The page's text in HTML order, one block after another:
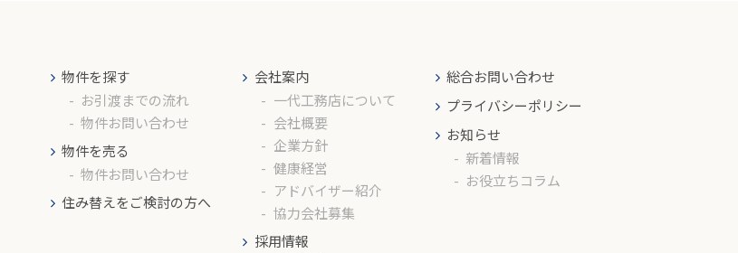
物件を探す
お引渡までの流れ
物件お問い合わせ
物件を売る
物件お問い合わせ
住み替えをご検討の方へ
会社案内
一代工務店について
会社概要
企業方針
健康経営
アドバイザー紹介
協力会社募集
採用情報
総合お問い合わせ
プライバシーポリシー
お知らせ
新着情報
お役立ちコラム